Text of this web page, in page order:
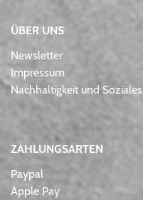
ÜBER UNS
Newsletter
Impressum
Nachhaltigkeit und Soziales
ZAHLUNGSARTEN
Paypal
Apple Pay